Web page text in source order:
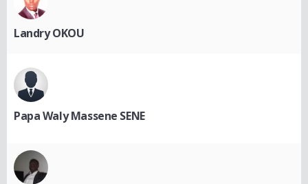
Landry OKOU
Papa Waly Massene SENE